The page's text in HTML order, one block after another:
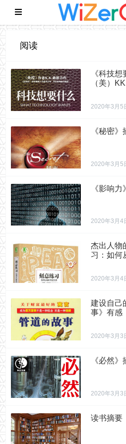
阅读
《科技
（美）KK
2020年3月5
《秘密》
2020年3月5
《影响
2020年3月4
杰出人物
习：如何
2020年3月4
建设自己
事》有感
2020年3月3
《必然》
2020年3月3
读书摘要